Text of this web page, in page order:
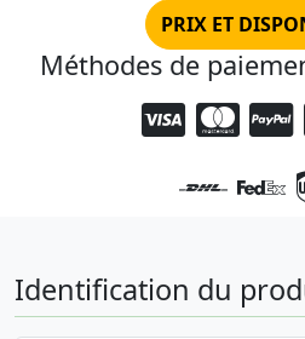
PRIX ET
Méthodes de
Identification du